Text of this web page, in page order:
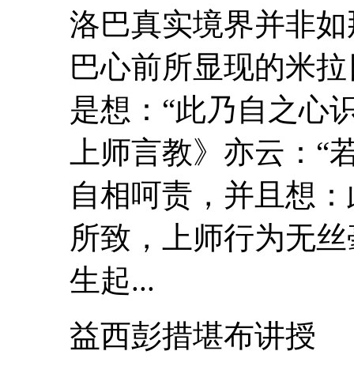
洛巴真实境界并非
巴心前所显现的米
是想：“此乃自之心
上师言教》亦云：
自相呵责，并且想
所致，上师行为无
生起...
益西彭措堪布讲授